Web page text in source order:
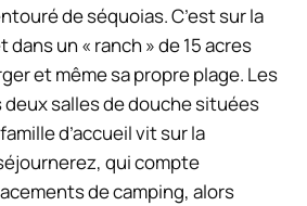
de séquoias. C’est sur la
un « ranch » de 15 acres
et même sa propre plage. Les
salles de douche situées
d’accueil vit sur la
qui compte
de camping, alors